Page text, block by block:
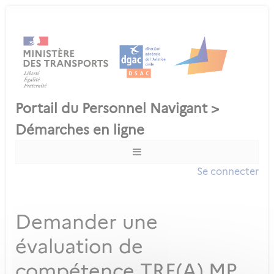
Se connecter
Demander une
évaluation de